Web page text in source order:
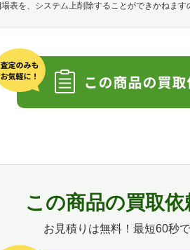
表を、システム上削除することができかねます
この商品の買取依
お見積りは無料！最短60秒